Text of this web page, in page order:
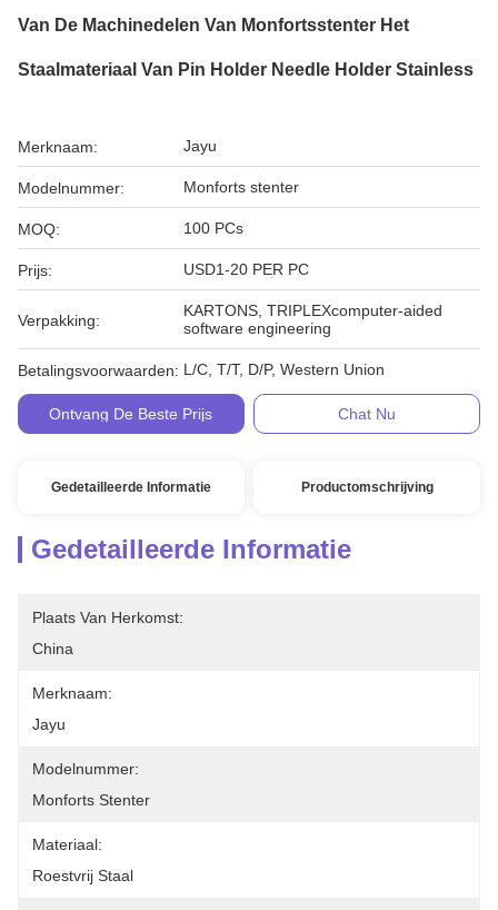
Van De Machinedelen Van Monfortsstenter Het
Staalmateriaal Van Pin Holder Needle Holder Stainless
Merknaam: Jayu
Modelnummer: Monforts stenter
MOQ: 100 PCs
Prijs: USD1-20 PER PC
Verpakking:
KARTONS, TRIPLEXcomputer-aided
software engineering
Betalingsvoorwaarden: L/C, T/T, D/P, Western Union
Ontvang De Beste Prijs Chat Nu
Gedetailleerde Informatie Productomschrijving
Gedetailleerde Informatie
Plaats Van Herkomst:
China
Merknaam:
Jayu
Modelnummer:
Monforts Stenter
Materiaal:
Roestvrij Staal